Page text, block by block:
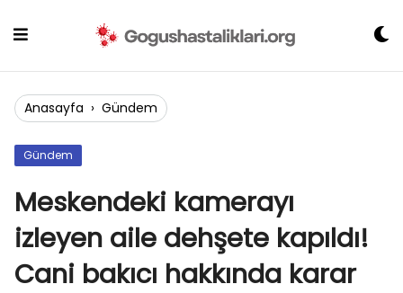
Anasayfa › Gündem
Gündem
Meskendeki kamerayı
izleyen aile dehşete kapıldı!
Cani bakıcı hakkında karar